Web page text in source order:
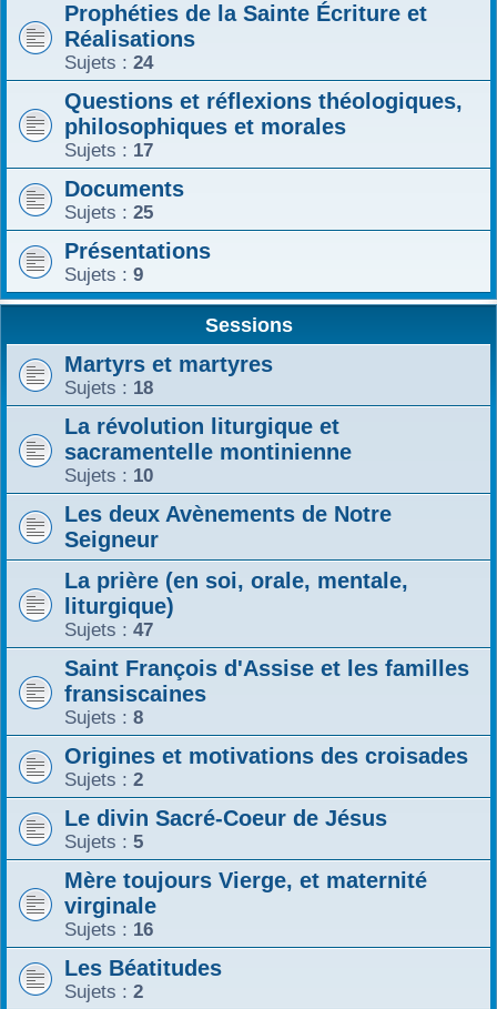
Prophéties de la Sainte Écriture et
Réalisations
Sujets : 24
Questions et réflexions théologiques,
philosophiques et morales
Sujets : 17
Documents
Sujets : 25
Présentations
Sujets : 9
Sessions
Martyrs et martyres
Sujets : 18
La révolution liturgique et
sacramentelle montinienne
Sujets : 10
Les deux Avènements de Notre
Seigneur
La prière (en soi, orale, mentale,
liturgique)
Sujets : 47
Saint François d'Assise et les familles
fransiscaines
Sujets : 8
Origines et motivations des croisades
Sujets : 2
Le divin Sacré-Coeur de Jésus
Sujets : 5
Mère toujours Vierge, et maternité
virginale
Sujets : 16
Les Béatitudes
Sujets : 2